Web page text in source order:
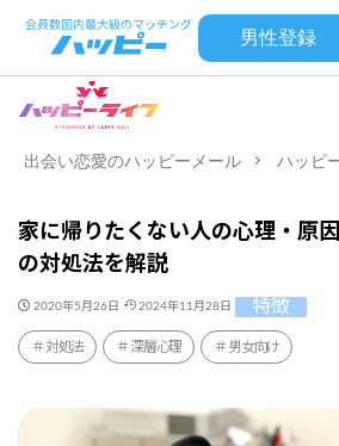
男性登録
出会い恋愛のハッピーメール ハッピ
家に帰りたくない人の心理・原
の対処法を解説
2020年5月26日 2024年11月28日 特徴
対処法 深層心理 男女向け